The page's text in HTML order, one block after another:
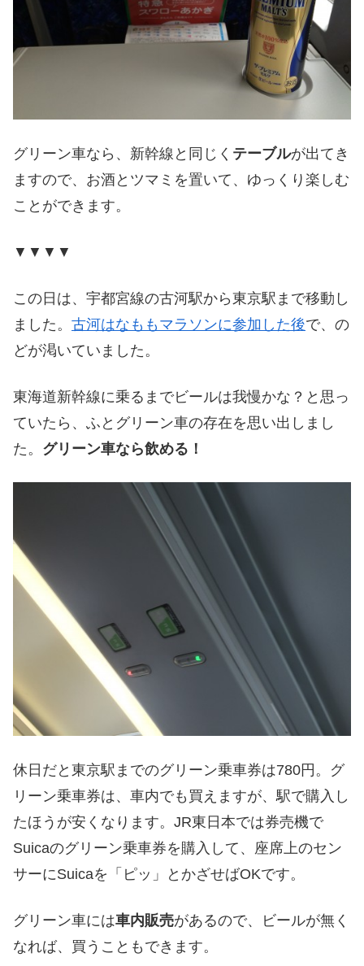
グリーン車なら、新幹線と同じく テーブルが出てき
ますので、お酒とツマミを置いて、ゆっくり楽しむ
ことができます。
▼▼▼▼
この日は、宇都宮線の古河駅から東京駅まで移動し
ました。 古河はなももマラソンに参加した後で、の
どが渇いていました。
東海道新幹線に乗るまでビールは我慢かな？と思っ
ていたら、ふとグリーン車の存在を思い出しまし
た。 グリーン車なら飲める！
休日だと東京駅までのグリーン乗車券は780円。グ
リーン乗車券は、車内でも買えますが、駅で購入し
たほうが安くなります。JR東日本では券売機で
Suicaのグリーン乗車券を購入して、座席上のセン
サーにSuicaを「ピッ」とかざせばOKです。
グリーン車には車内販売があるので、ビールが無く
なれば、買うこともできます。